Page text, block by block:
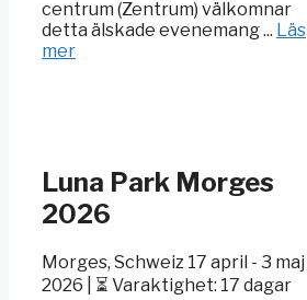
centrum (Zentrum) välkomnar
detta älskade evenemang ... Läs
mer
Luna Park Morges
2026
Morges, Schweiz 17 april - 3 maj
2026 | ⏳ Varaktighet: 17 dagar